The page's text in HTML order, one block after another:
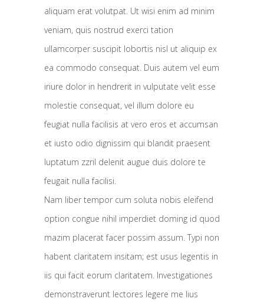
aliquam erat volutpat. Ut wisi enim ad minim
veniam, quis nostrud exerci tation
ullamcorper suscipit lobortis nisl ut aliquip ex
ea commodo consequat. Duis autem vel eum
iriure dolor in hendrerit in vulputate velit esse
molestie consequat, vel illum dolore eu
feugiat nulla facilisis at vero eros et accumsan
et iusto odio dignissim qui blandit praesent
luptatum zzril delenit augue duis dolore te
feugait nulla facilisi.
Nam liber tempor cum soluta nobis eleifend
option congue nihil imperdiet doming id quod
mazim placerat facer possim assum. Typi non
habent claritatem insitam; est usus legentis in
iis qui facit eorum claritatem. Investigationes
demonstraverunt lectores legere me lius